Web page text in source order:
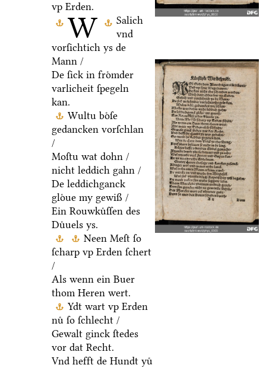
W
vp Erden.
Salich
vnd
vorſichtich ys de
Mann /
De ſick in froͤmder
varlicheit ſpegeln
kan.
Wultu boͤſe
gedancken vorſchlan
/
Moſtu wat dohn /
nicht leddich gahn /
De leddichganck
gloͤue my gewiß /
Ein Rouwkuͤſſen des
Duͤuels ys.
Neen Meſt ſo
ſcharp vp Erden ſchert
/
Als wenn ein Buer
thom Heren wert.
Ydt wart vp Erden
nuͤ ſo ſchlecht /
Gewalt ginck ſtedes
vor dat Recht.
Vnd hefft de Hundt yuͤ